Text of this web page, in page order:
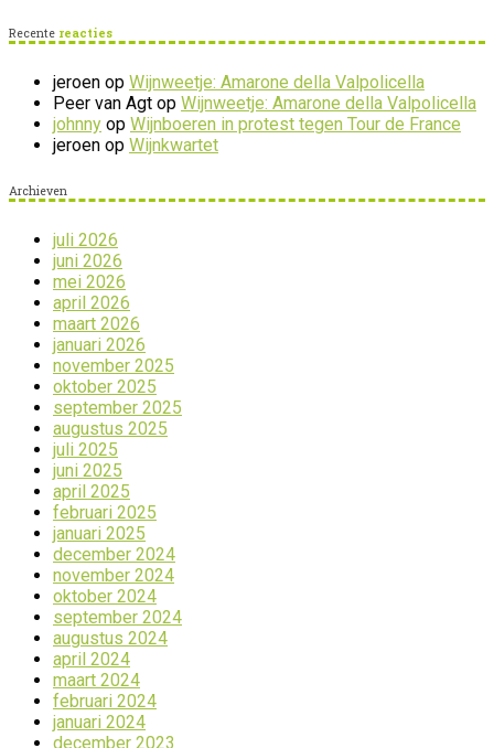
Recente reacties
jeroen op Wijnweetje: Amarone della Valpolicella
Peer van Agt op Wijnweetje: Amarone della Valpolicella
johnny op Wijnboeren in protest tegen Tour de France
jeroen op Wijnkwartet
Archieven
juli 2026
juni 2026
mei 2026
april 2026
maart 2026
januari 2026
november 2025
oktober 2025
september 2025
augustus 2025
juli 2025
juni 2025
april 2025
februari 2025
januari 2025
december 2024
november 2024
oktober 2024
september 2024
augustus 2024
april 2024
maart 2024
februari 2024
januari 2024
december 2023